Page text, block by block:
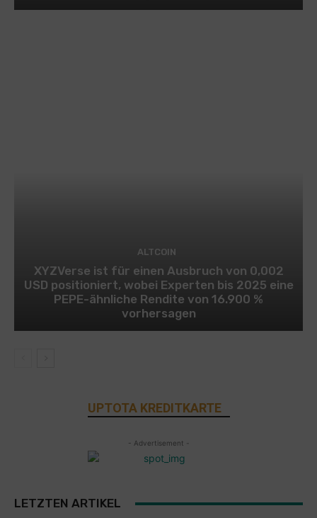
ALTCOIN
XYZVerse ist für einen Ausbruch von 0,002
USD positioniert, wobei Experten bis 2025 eine
PEPE-ähnliche Rendite von 16.900 %
vorhersagen
UPTOTA KREDITKARTE
- Advertisement -
LETZTEN ARTIKEL